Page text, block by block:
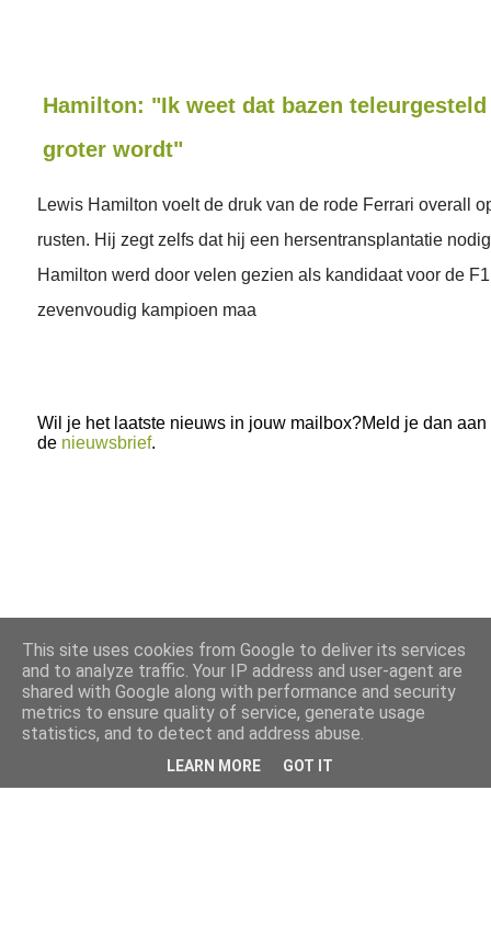
Hamilton: "Ik weet dat bazen
groter wordt"
Lewis Hamilton voelt de druk van de rode Ferrari overall
rusten. Hij zegt zelfs dat hij een hersentransplantatie
Hamilton werd door velen gezien als kandidaat voor de
zevenvoudig kampioen maa
Wil je het laatste nieuws in jouw mailbox?Meld je dan aan
de nieuwsbrief.
This site uses cookies from Google to deliver its services
and to analyze traffic. Your IP address and user-agent are
shared with Google along with performance and security
metrics to ensure quality of service, generate usage
statistics, and to detect and address abuse.
LEARN MORE GOT IT